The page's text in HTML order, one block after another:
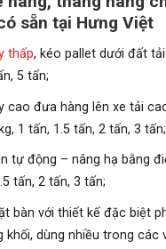
sẵn tại Hưng Việt
thấp, kéo pallet dưới đất
5 tấn;
cao đưa hàng lên xe tải
1 tấn, 1.5 tấn, 2 tấn, 3 tấn;
tự động – nâng hạ bằng
tấn, 2 tấn, 3 tấn;
bàn với thiết kế đặc biệt
khối, dùng nhiều trong các